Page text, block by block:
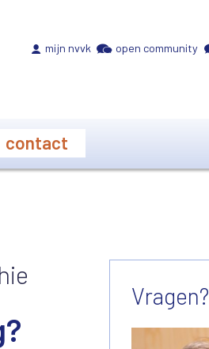
mijn nvvk open community
contact
Vragen?